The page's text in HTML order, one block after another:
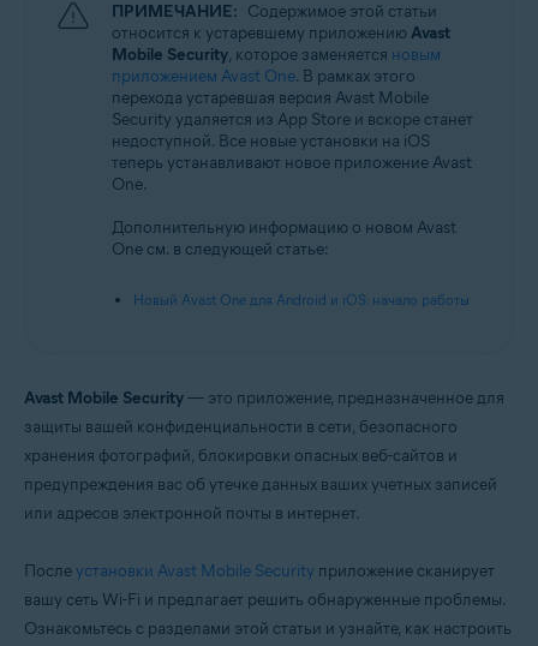
Avast Mobile Security
Avast Mobile Security Premium
Avast Mobile Security Ultimate
Операционные системы:
ПРИМЕЧАНИЕ: Содержимое этой статьи
относится к устаревшему приложениюAvast
Mobile Security, которое заменяется новым
приложением Avast One. В рамках этого
перехода устаревшая версия Avast Mobile
Security удаляется из App Store и вскоре станет
недоступной. Все новые установки на iOS
теперь устанавливают новое приложение Avast
One.
Дополнительную информацию о новом Avast
One см. в следующей статье:
Новый Avast One для Android и iOS: начало работы
Avast Mobile Security— это приложение, предназначенное для
защиты вашей конфиденциальности в сети, безопасного
хранения фотографий, блокировки опасных веб-сайтов и
предупреждения вас об утечке данных ваших учетных записей
или адресов электронной почты в интернет.
Послеустановки Avast Mobile Security приложение сканирует
вашу сеть Wi-Fi и предлагает решить обнаруженные проблемы.
Ознакомьтесь с разделами этой статьи и узнайте, как настроить